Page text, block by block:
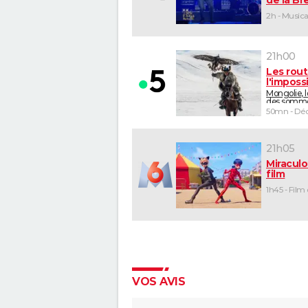
2h -
21h00
Les
Mongolie,
des
50mn -
21h05
film
1h45 -
VOS AVIS